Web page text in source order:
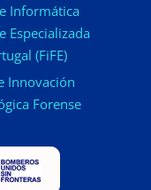
Informática
Especializada
(FiFE)
Innovación
Forense